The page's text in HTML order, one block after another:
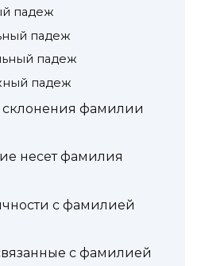
падеж
падеж
падеж
падеж
склонения фамилии
несет фамилия
с фамилией
с фамилией